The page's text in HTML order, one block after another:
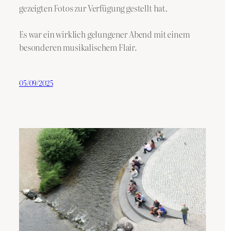
gezeigten Fotos zur Verfügung gestellt hat.
Es war ein wirklich gelungener Abend mit einem
besonderen musikalischem Flair.
05/09/2025